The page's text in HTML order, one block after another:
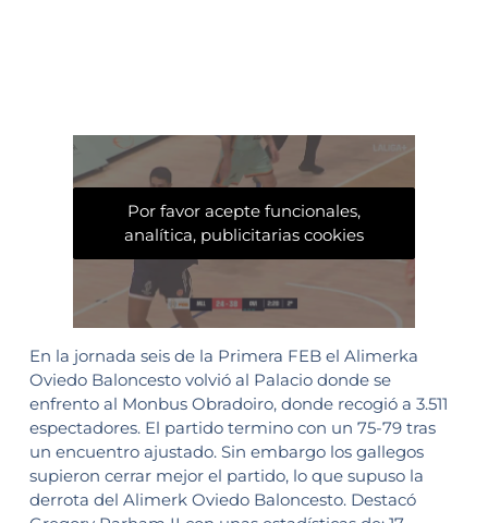
Por favor acepte funcionales,
analítica, publicitarias cookies
En la jornada seis de la Primera FEB el Alimerka
Oviedo Baloncesto volvió al Palacio donde se
enfrento al Monbus Obradoiro, donde recogió a 3.511
espectadores. El partido termino con un 75-79 tras
un encuentro ajustado. Sin embargo los gallegos
supieron cerrar mejor el partido, lo que supuso la
derrota del Alimerk Oviedo Baloncesto. Destacó